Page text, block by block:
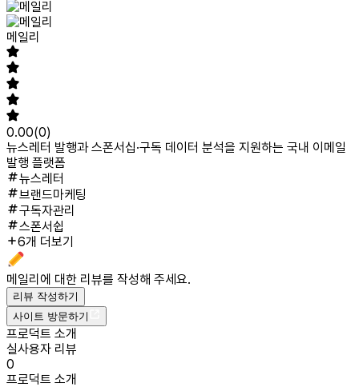
메일리
0.00(0)
뉴스레터 발행과 스폰서십·구독 데이터 분석을 지원하는 국내 이메일
발행 플랫폼
뉴스레터
브랜드마케팅
구독자관리
스폰서쉽
6개 더보기
메일리 에 대한 리뷰를 작성해 주세요.
리뷰 작성하기
사이트 방문하기
프로덕트 소개
실사용자 리뷰
0
프로덕트 소개